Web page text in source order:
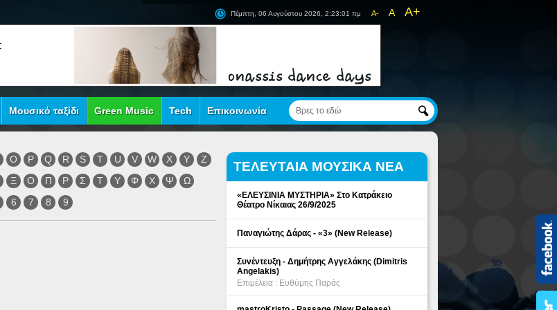
A- A A+
Πέμπτη, 06 Αυγούστου 2026, 2:23:01 πμ
Μουσικό ταξίδι Green Music Tech Επικοινωνία
O P Q R S T U V W X Y
Z
Ξ Ο Π Ρ Σ Τ Υ Φ Χ Ψ
Ω
6 7 8 9
ΤΕΛΕΥΤΑΙΑ ΜΟΥΣΙΚΑ ΝΕΑ
«ΕΛΕΥΣΙΝΙΑ ΜΥΣΤΗΡΙΑ» Στο Κατράκειο
Θέατρο Νίκαιας 26/9/2025
Παναγιώτης Δάρας - «3» (New Release)
Συνέντευξη - Δημήτρης Αγγελάκης (Dimitris
Angelakis)
Επιμέλεια : Ευθύμης Παράς